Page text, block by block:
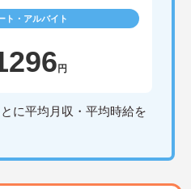
ト・アルバイト
円
に平均月収・平均時給を